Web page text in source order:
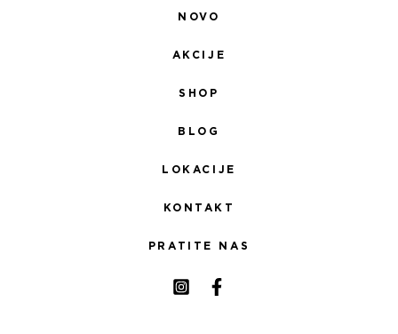
NOVO
AKCIJE
SHOP
BLOG
LOKACIJE
KONTAKT
PRATITE NAS